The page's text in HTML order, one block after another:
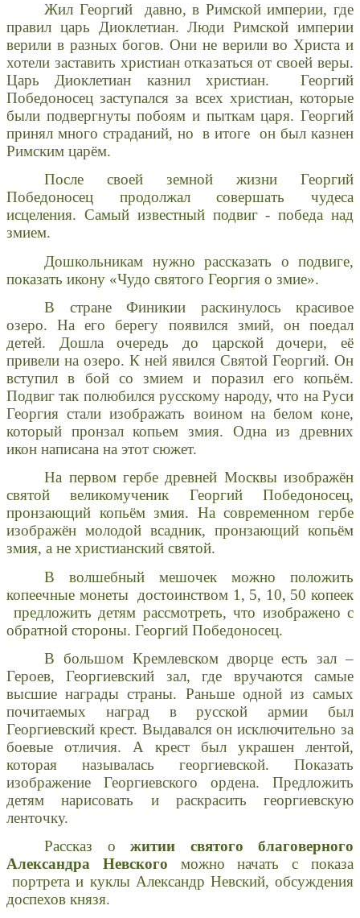
Жил Георгий давно, в Римской империи, где
правил царь Диоклетиан. Люди Римской империи
верили в разных богов. Они не верили во Христа и
хотели заставить христиан отказаться от своей веры.
Царь Диоклетиан казнил христиан. Георгий
Победоносец заступался за всех христиан, которые
были подвергнуты побоям и пыткам царя. Георгий
принял много страданий, но в итоге он был казнен
Римским царём.
После своей земной жизни Георгий
Победоносец продолжал совершать чудеса
исцеления. Самый известный подвиг - победа над
змием.
Дошкольникам нужно рассказать о подвиге,
показать икону «Чудо святого Георгия о змие».
В стране Финикии раскинулось красивое
озеро. На его берегу появился змий, он поедал
детей. Дошла очередь до царской дочери, её
привели на озеро. К ней явился Святой Георгий. Он
вступил в бой со змием и поразил его копьём.
Подвиг так полюбился русскому народу, что на Руси
Георгия стали изображать воином на белом коне,
который пронзал копьем змия. Одна из древних
икон написана на этот сюжет.
На первом гербе древней Москвы изображён
святой великомученик Георгий Победоносец,
пронзающий копьём змия. На современном гербе
изображён молодой всадник, пронзающий копьём
змия, а не христианский святой.
В волшебный мешочек можно положить
копеечные монеты достоинством 1, 5, 10, 50 копеек
предложить детям рассмотреть, что изображено с
обратной стороны. Георгий Победоносец.
В большом Кремлевском дворце есть зал –
Героев, Георгиевский зал, где вручаются самые
высшие награды страны. Раньше одной из самых
почитаемых наград в русской армии был
Георгиевский крест. Выдавался он исключительно за
боевые отличия. А крест был украшен лентой,
которая называлась георгиевской. Показать
изображение Георгиевского ордена. Предложить
детям нарисовать и раскрасить георгиевскую
ленточку.
Рассказ ожитии святого благоверного
Александра Невского можно начать с показа
портрета и куклы Александр Невский, обсуждения
доспехов князя.